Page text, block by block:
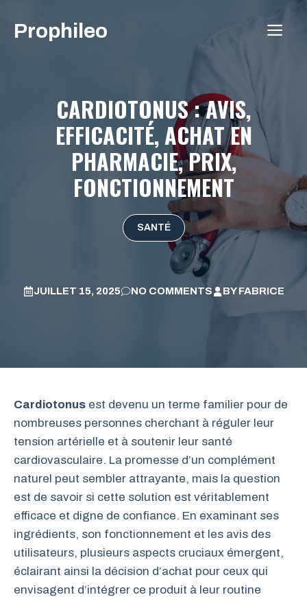
Prophileo
CARDIOTONUS : AVIS,
EFFICACITÉ, ACHAT EN
PHARMACIE, PRIX,
FONCTIONNEMENT
SANTÉ
JUILLET 15, 2025 NO COMMENTS BYFABRICE
Cardiotonus est devenu un terme familier pour de
nombreuses personnes cherchant à réguler leur
tension artérielle et à soutenir leur santé
cardiovasculaire. La promesse d’un complément
naturel peut sembler attrayante, mais la question
est de savoir si cette solution est véritablement
efficace et digne de confiance. En examinant ses
ingrédients, son fonctionnement et les avis des
utilisateurs, plusieurs aspects cruciaux émergent,
éclairant ainsi la décision d’achat pour ceux qui
envisagent d’intégrer ce produit à leur routine